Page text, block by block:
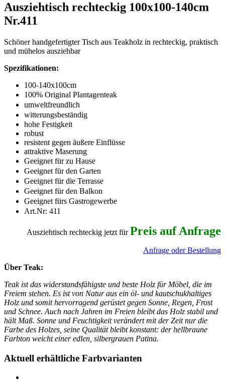
Ausziehtisch rechteckig 100x100-140cm
Nr.411
Schöner handgefertigter Tisch aus Teakholz in rechteckig, praktisch
und mühelos ausziehbar
Spezifikationen:
100-140x100cm
100% Original Plantagenteak
umweltfreundlich
witterungsbeständig
hohe Festigkeit
robust
resistent gegen äußere Einflüsse
attraktive Maserung
Geeignet für zu Hause
Geeignet für den Garten
Geeignet für die Terrasse
Geeignet für den Balkon
Geeignet fürs Gastrogewerbe
Art.Nr: 411
Ausziehtisch rechteckig jetzt fürPreis auf Anfrage
Anfrage oder Bestellung
Über Teak:
Teak ist das widerstandsfähigste und beste Holz für Möbel, die im
Freiem stehen. Es ist von Natur aus ein öl- und kautschukhaltiges
Holz und somit hervorragend gerüstet gegen Sonne, Regen, Frost
und Schnee. Auch nach Jahren im Freien bleibt das Holz stabil und
hält Maß. Sonne und Feuchtigkeit verändert mit der Zeit nur die
Farbe des Holzes, seine Qualität bleibt konstant: der hellbraune
Farbton weicht einer edlen, silbergrauen Patina.
Aktuell erhältliche Farbvarianten